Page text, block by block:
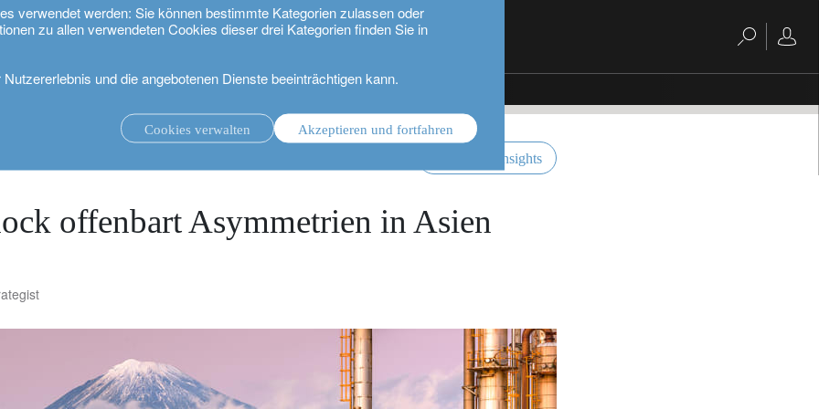
verwendet werden: Sie können bestimmte Kategorien zulassen oder
zu allen verwendeten Cookies dieser drei Kategorien finden Sie in
und die angebotenen Dienste beeinträchtigen kann.
Cookies verwalten Akzeptieren und fortfahren
Anlageverwaltung mit Beratungsmandat.
investment insights
offenbart Asymmetrien in Asien